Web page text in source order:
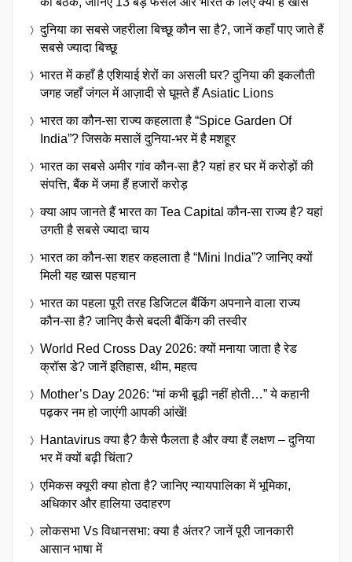
दुनिया का सबसे जहरीला बिच्छू कौन सा है?, जानें कहाँ पाए जाते हैं
सबसे ज्यादा बिच्छू
भारत में कहाँ है एशियाई शेरों का असली घर? दुनिया की इकलौती
जगह जहाँ जंगल में आज़ादी से घूमते हैं Asiatic Lions
भारत का कौन-सा राज्य कहलाता है “Spice Garden Of
India”? जिसके मसालें दुनिया-भर में है मशहूर
भारत का सबसे अमीर गांव कौन-सा है? यहां हर घर में करोड़ों की
संपत्ति, बैंक में जमा हैं हजारों करोड़
क्या आप जानते हैं भारत का Tea Capital कौन-सा राज्य है? यहां
उगती है सबसे ज्यादा चाय
भारत का कौन-सा शहर कहलाता है “Mini India”? जानिए क्यों
मिली यह खास पहचान
भारत का पहला पूरी तरह डिजिटल बैंकिंग अपनाने वाला राज्य
कौन-सा है? जानिए कैसे बदली बैंकिंग की तस्वीर
World Red Cross Day 2026: क्यों मनाया जाता है रेड
क्रॉस डे? जानें इतिहास, थीम, महत्व
Mother’s Day 2026: “मां कभी बूढ़ी नहीं होती…” ये कहानी
पढ़कर नम हो जाएंगी आपकी आंखें!
Hantavirus क्या है? कैसे फैलता है और क्या हैं लक्षण – दुनिया
भर में क्यों बढ़ी चिंता?
एमिकस क्यूरी क्या होता है? जानिए न्यायपालिका में भूमिका,
अधिकार और हालिया उदाहरण
लोकसभा Vs विधानसभा: क्या है अंतर? जानें पूरी जानकारी
आसान भाषा में